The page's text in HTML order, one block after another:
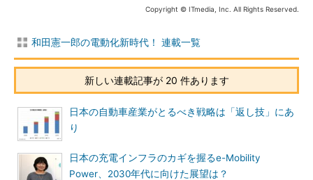
Copyright © ITmedia, Inc. All Rights Reserved.
和田憲一郎の電動化新時代！ 連載一覧
新しい連載記事が 20 件あります
日本の自動車産業がとるべき戦略は「返し技」にあ
り
日本の充電インフラのカギを握るe-Mobility
Power、2030年代に向けた展望は？